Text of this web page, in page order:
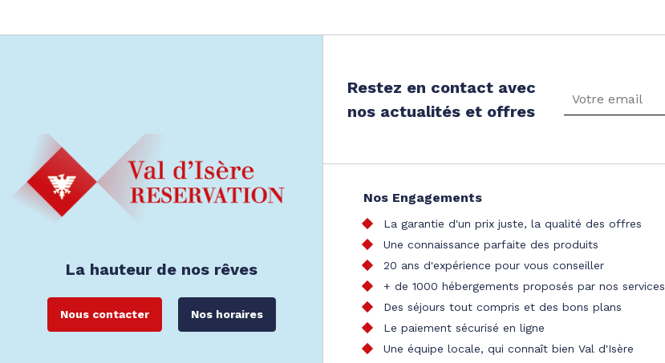
La hauteur de nos rêves
Nous contacter Nos horaires
Restez en contact avec
nos actualités et offres
Nos Engagements
La garantie d'un prix juste, la qualité des offres
Une connaissance parfaite des produits
20 ans d'expérience pour vous conseiller
+ de 1000 hébergements proposés par nos services
Des séjours tout compris et des bons plans
Le paiement sécurisé en ligne
Une équipe locale, qui connaît bien Val d'Isère